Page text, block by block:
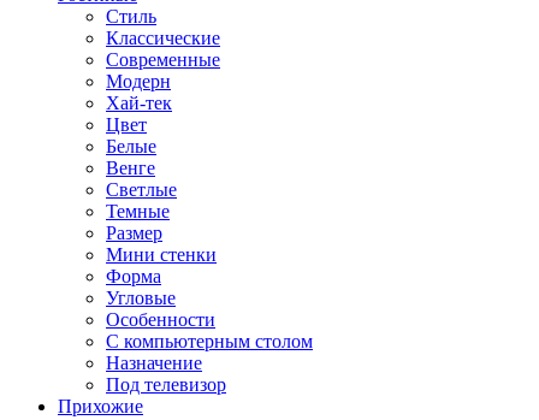
Стиль
Классические
Современные
Модерн
Хай-тек
Цвет
Белые
Венге
Светлые
Темные
Размер
Мини стенки
Форма
Угловые
Особенности
С компьютерным столом
Назначение
Под телевизор
Прихожие